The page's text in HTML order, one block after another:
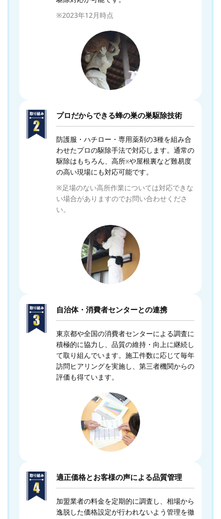
※2023年12月時点
プロだからできる蜂の巣の巣駆除技術
防護服・ハチロー・専用薬剤の3種を組み合
わせたプロの駆除手法で対応します。通常の
駆除はもちろん、高所※や屋根裏など難易度
の高い現場にも対応可能です。
※足場のない高所作業については対応できな
い場合がありますのでお問い合わせくださ
い。
自治体・消費者センターとの連携
東京都や全国の消費者センターによる調査に
積極的に協力し、品質の維持・向上に継続し
て取り組んでいます。施工件数に応じて毎年
訪問ヒアリングを実施し、第三者機関からの
評価も得ています。
適正価格とお客様の声による品質管理
加盟業者の料金を定期的に調査し、相場から
逸脱した価格設定が行われないよう管理を徹